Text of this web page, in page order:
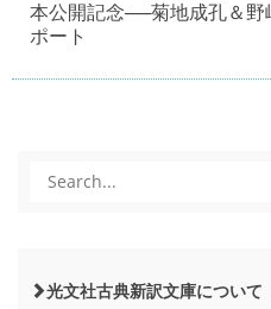
本公開記念──菊地成孔＆野
ポート
光文社古典新訳文庫について